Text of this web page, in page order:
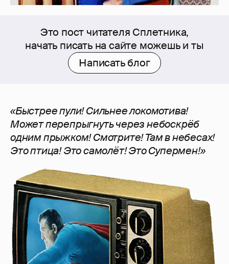
Это пост читателя Сплетника,
начать писать на сайте можешь и ты
Написать блог
«Быстрее пули! Сильнее локомотива!
Может перепрыгнуть через небоскрёб
одним прыжком! Смотрите! Там в небесах!
Это птица! Это самолёт! Это Супермен!»